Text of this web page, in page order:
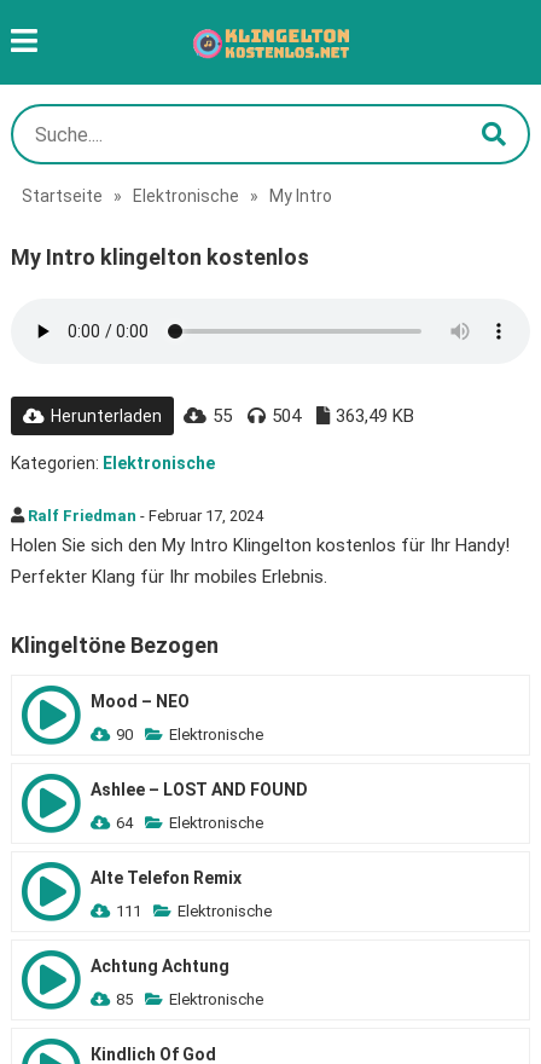
Startseite » Elektronische » My Intro
My Intro klingelton kostenlos
Herunterladen 55 504 363,49 KB
Kategorien: Elektronische
Ralf Friedman - Februar 17, 2024
Holen Sie sich den My Intro Klingelton kostenlos für Ihr Handy!
Perfekter Klang für Ihr mobiles Erlebnis.
Klingeltöne Bezogen
Mood – NEO
90 Elektronische
Ashlee – LOST AND FOUND
64 Elektronische
Alte Telefon Remix
111 Elektronische
Achtung Achtung
85 Elektronische
Кindlich Of God